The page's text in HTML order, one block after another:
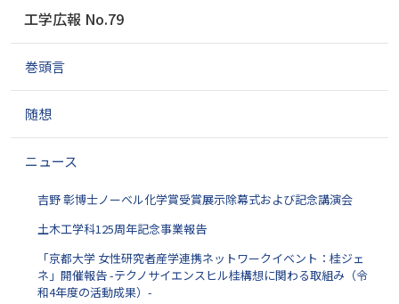
ゲ
シ
ン
工学広報 No.79
巻頭言
随想
ニュース
吉野 彰博士ノーベル化学賞受賞展示除幕式および記念講演会
土木工学科125周年記念事業報告
「京都大学 女性研究者産学連携ネットワークイベント：桂ジェ
ネ」開催報告 -テクノサイエンスヒル桂構想に関わる取組み（令
和4年度の活動成果）-